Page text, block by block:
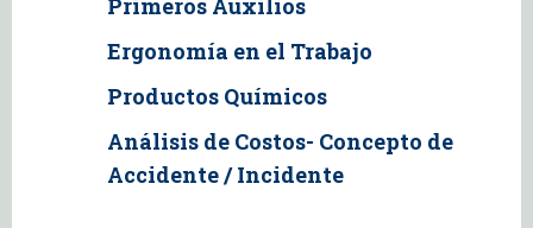
Primeros Auxilios
Ergonomía en el Trabajo
Productos Químicos
Análisis de Costos- Concepto de
Accidente / Incidente